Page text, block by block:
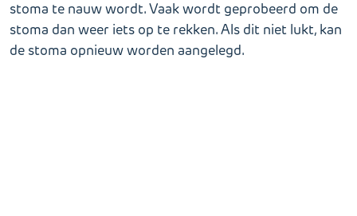
stoma te nauw wordt. Vaak wordt geprobeerd om de
stoma dan weer iets op te rekken. Als dit niet lukt, kan
de stoma opnieuw worden aangelegd.